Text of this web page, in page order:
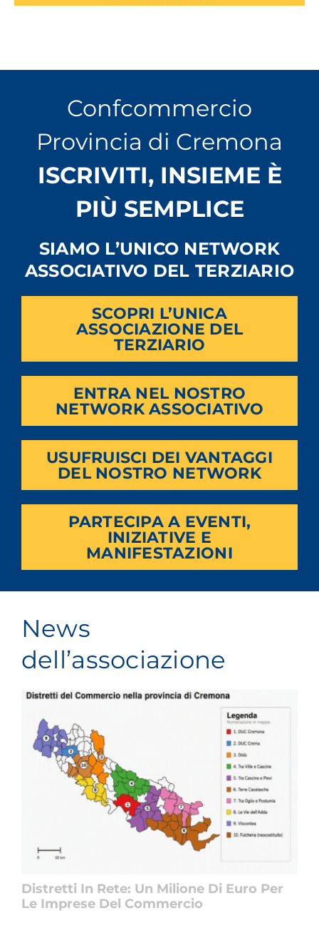
Confcommercio
Provincia di Cremona
ISCRIVITI, INSIEME È
PIÙ SEMPLICE
SIAMO L’UNICO NETWORK
ASSOCIATIVO DEL TERZIARIO
SCOPRI L’UNICA
ASSOCIAZIONE DEL
TERZIARIO
ENTRA NEL NOSTRO
NETWORK ASSOCIATIVO
USUFRUISCI DEI VANTAGGI
DEL NOSTRO NETWORK
PARTECIPA A EVENTI,
INIZIATIVE E
MANIFESTAZIONI
News
dell’associazione
Distretti In Rete: Un Milione Di Euro Per
Le Imprese Del Commercio